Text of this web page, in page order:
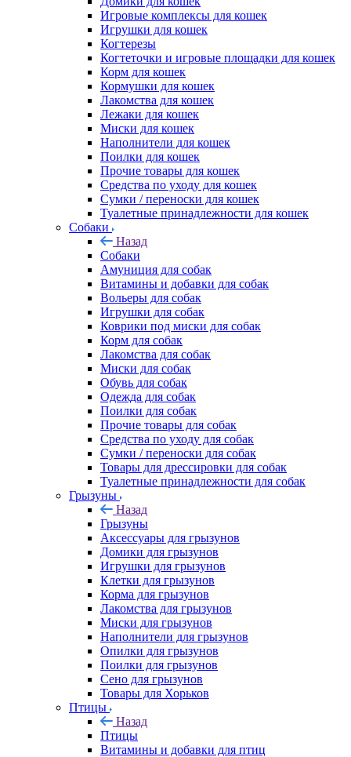
Игровые комплексы для кошек
Игрушки для кошек
Когтерезы
Когтеточки и игровые площадки для кошек
Корм для кошек
Кормушки для кошек
Лакомства для кошек
Лежаки для кошек
Миски для кошек
Наполнители для кошек
Поилки для кошек
Прочие товары для кошек
Средства по уходу для кошек
Сумки / переноски для кошек
Туалетные принадлежности для кошек
Собаки
Назад
Собаки
Амуниция для собак
Витамины и добавки для собак
Вольеры для собак
Игрушки для собак
Коврики под миски для собак
Корм для собак
Лакомства для собак
Миски для собак
Обувь для собак
Одежда для собак
Поилки для собак
Прочие товары для собак
Средства по уходу для собак
Сумки / переноски для собак
Товары для дрессировки для собак
Туалетные принадлежности для собак
Грызуны
Назад
Грызуны
Аксессуары для грызунов
Домики для грызунов
Игрушки для грызунов
Клетки для грызунов
Корма для грызунов
Лакомства для грызунов
Миски для грызунов
Наполнители для грызунов
Опилки для грызунов
Поилки для грызунов
Сено для грызунов
Товары для Хорьков
Птицы
Назад
Птицы
Витамины и добавки для птиц